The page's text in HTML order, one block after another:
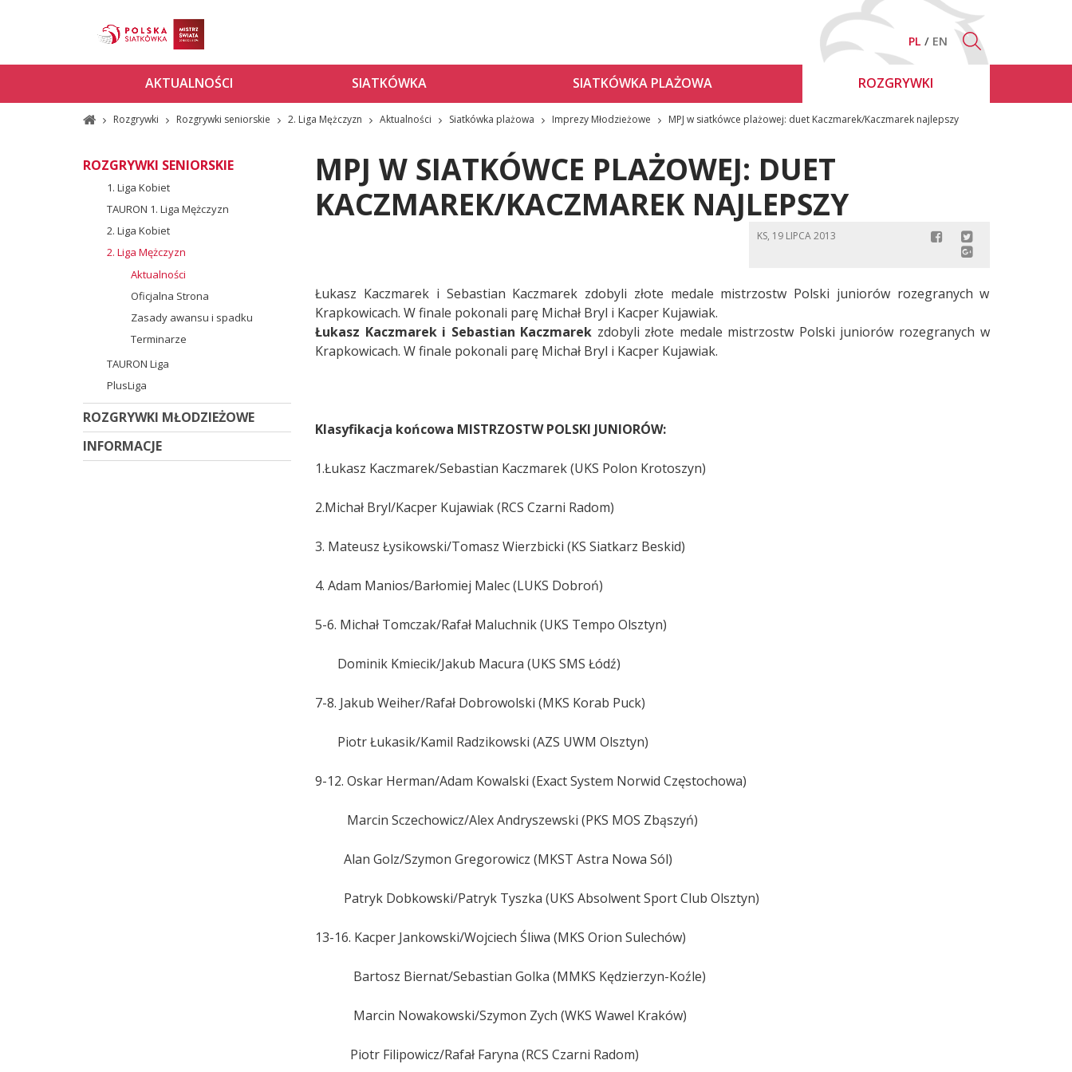
PL EN
AKTUALNOŚCI SIATKÓWKA SIATKÓWKA PLAŻOWA ROZGRYWKI
Rozgrywki Rozgrywki seniorskie 2. Liga Mężczyzn Aktualności Siatkówka plażowa Imprezy Młodzieżowe MPJ w siatkówce plażowej: duet Kaczmarek/Kaczmarek najlepszy
ROZGRYWKI SENIORSKIE
1. Liga Kobiet
TAURON 1. Liga Mężczyzn
2. Liga Kobiet
2. Liga Mężczyzn
Aktualności
Oficjalna Strona
Zasady awansu i spadku
Terminarze
TAURON Liga
PlusLiga
ROZGRYWKI MŁODZIEŻOWE
INFORMACJE
MPJ W SIATKÓWCE PLAŻOWEJ: DUET
KACZMAREK/KACZMAREK NAJLEPSZY
KS, 19 LIPCA 2013
Łukasz Kaczmarek i Sebastian Kaczmarek zdobyli złote medale mistrzostw Polski juniorów rozegranych w
Krapkowicach. W finale pokonali parę Michał Bryl i Kacper Kujawiak.
Łukasz Kaczmarek i Sebastian Kaczmarek zdobyli złote medale mistrzostw Polski juniorów rozegranych w
Krapkowicach. W finale pokonali parę Michał Bryl i Kacper Kujawiak.
Klasyfikacja końcowa MISTRZOSTW POLSKI JUNIORÓW:
1.Łukasz Kaczmarek/Sebastian Kaczmarek (UKS Polon Krotoszyn)
2.Michał Bryl/Kacper Kujawiak (RCS Czarni Radom)
3. Mateusz Łysikowski/Tomasz Wierzbicki (KS Siatkarz Beskid)
4. Adam Manios/Barłomiej Malec (LUKS Dobroń)
5-6. Michał Tomczak/Rafał Maluchnik (UKS Tempo Olsztyn)
Dominik Kmiecik/Jakub Macura (UKS SMS Łódź)
7-8. Jakub Weiher/Rafał Dobrowolski (MKS Korab Puck)
Piotr Łukasik/Kamil Radzikowski (AZS UWM Olsztyn)
9-12. Oskar Herman/Adam Kowalski (Exact System Norwid Częstochowa)
Marcin Sczechowicz/Alex Andryszewski (PKS MOS Zbąszyń)
Alan Golz/Szymon Gregorowicz (MKST Astra Nowa Sól)
Patryk Dobkowski/Patryk Tyszka (UKS Absolwent Sport Club Olsztyn)
13-16. Kacper Jankowski/Wojciech Śliwa (MKS Orion Sulechów)
Bartosz Biernat/Sebastian Golka (MMKS Kędzierzyn-Koźle)
Marcin Nowakowski/Szymon Zych (WKS Wawel Kraków)
Piotr Filipowicz/Rafał Faryna (RCS Czarni Radom)